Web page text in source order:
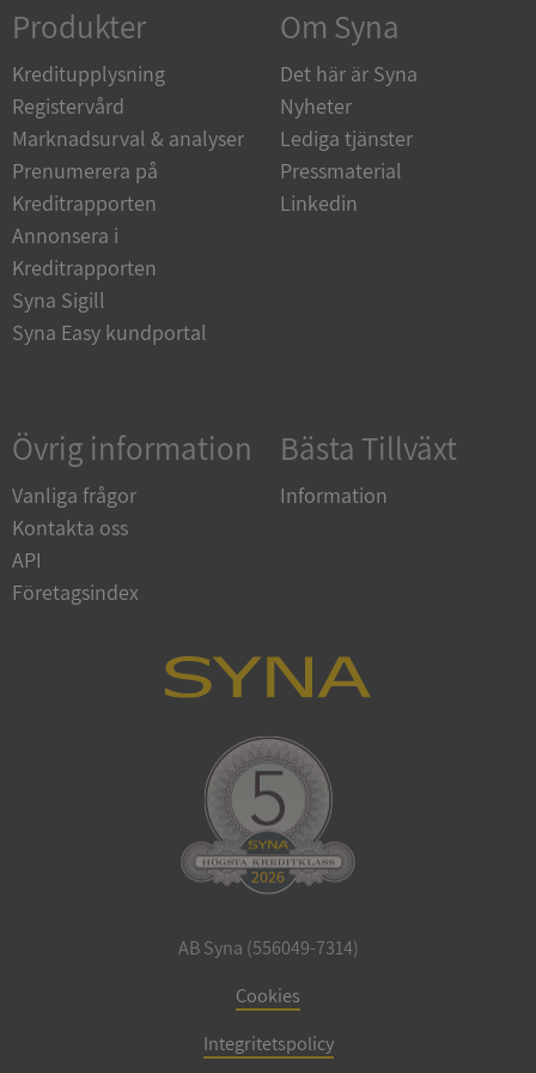
Produkter
Kreditupplysning
Registervård
Marknadsurval & analyser
Prenumerera på
Kreditrapporten
Annonsera i
Kreditrapporten
Syna Sigill
Syna Easy kundportal
Om Syna
Det här är Syna
Nyheter
Lediga tjänster
Pressmaterial
Linkedin
Övrig information
Vanliga frågor
Kontakta oss
API
Företagsindex
Bästa Tillväxt
Information
AB Syna (556049-7314)
Cookies
Integritetspolicy
Oklassificerade
Strikt nödvändiga kakor tillåter
kärnwebbplatsfunktioner som användarinloggning
användas ordentligt utan strikt nödvändiga cookies.
Namn
Leverantör
Domän
ASP.NET_SessionId
Microsoft
Corporation
de.syna.se